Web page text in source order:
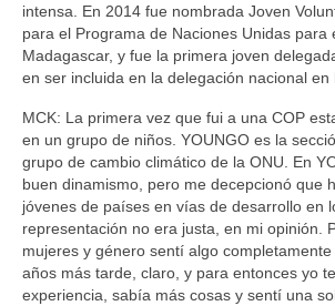
intensa. En 2014 fue nombrada Joven
para el Programa de Naciones Unidas para
Madagascar, y fue la primera joven
en ser incluida en la delegación nacional en
MCK: La primera vez que fui a una COP
en un grupo de niños. YOUNGO es la
grupo de cambio climático de la ONU. En
buen dinamismo, pero me decepcionó que
jóvenes de países en vías de desarrollo en
representación no era justa, en mi opinión.
mujeres y género sentí algo
años más tarde, claro, y para entonces yo
experiencia, sabía más cosas y sentí una